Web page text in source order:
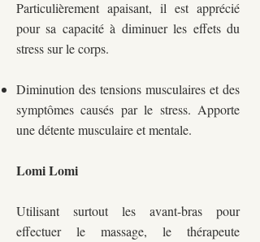
Particulièrement apaisant, il est apprécié
pour sa capacité à diminuer les effets du
stress sur le corps.
Diminution des tensions musculaires et des
symptômes causés par le stress. Apporte
une détente musculaire et mentale.
Lomi Lomi
Utilisant surtout les avant-bras pour
effectuer le massage, le thérapeute